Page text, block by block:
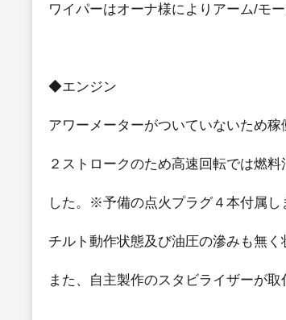
ワイパーはオーナ様によりアーム/モ
◆エンジン
アワーメーターがついていないため
２ストロークのため高速回転では燃
した。※予備の点火プラグ４本付属し
チルト動作状態及び油圧の滲みも無く
また、自主製作のスタビライザーが取